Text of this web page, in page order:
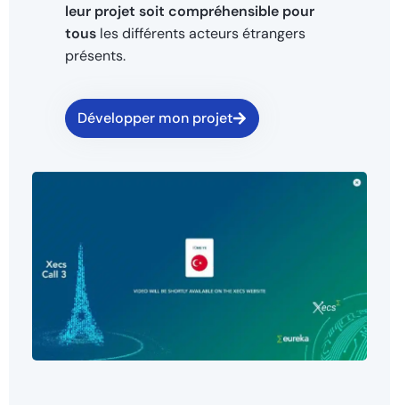
leur projet soit compréhensible pour
tous les différents acteurs étrangers
présents.
Développer mon projet